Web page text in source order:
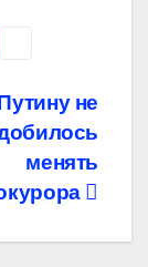
не
менять